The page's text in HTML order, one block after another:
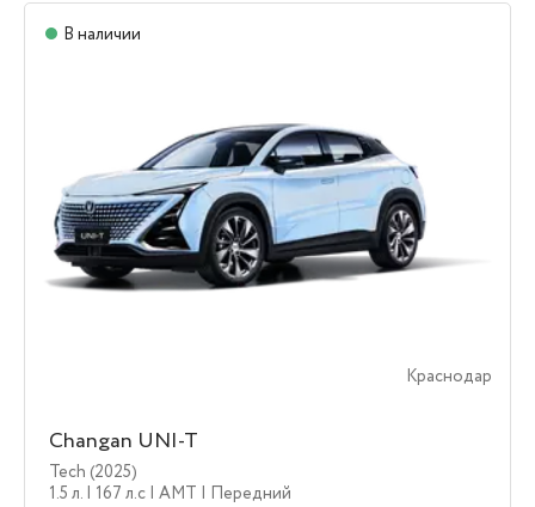
В наличии
Краснодар
Changan UNI-T
Tech (2025)
1.5 л. | 167 л.c | AMT | Передний